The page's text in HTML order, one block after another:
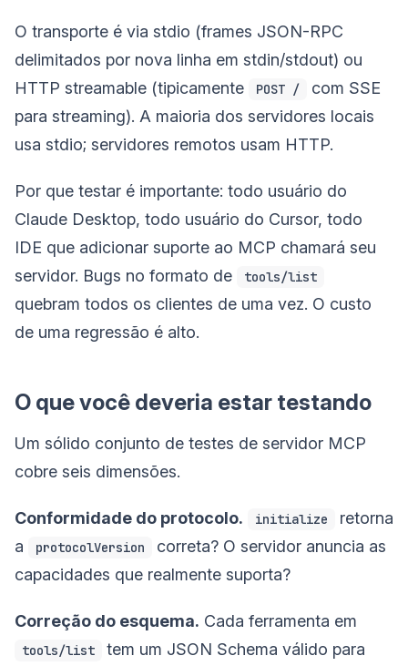
O transporte é via stdio (frames JSON-RPC
delimitados por nova linha em stdin/stdout) ou
HTTP streamable (tipicamente
POST /
com SSE
para streaming). A maioria dos servidores locais
usa stdio; servidores remotos usam HTTP.
Por que testar é importante: todo usuário do
Claude Desktop, todo usuário do Cursor, todo
IDE que adicionar suporte ao MCP chamará seu
servidor. Bugs no formato de
tools/list
quebram todos os clientes de uma vez. O custo
de uma regressão é alto.
O que você deveria estar testando
Um sólido conjunto de testes de servidor MCP
cobre seis dimensões.
Conformidade do protocolo. initialize
retorna
a
protocolVersion
correta? O servidor anuncia as
capacidades que realmente suporta?
Correção do esquema. Cada ferramenta em
tools/list
tem um JSON Schema válido para